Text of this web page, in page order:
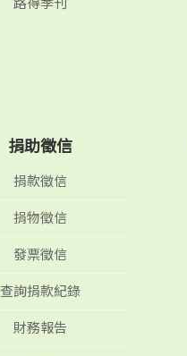
路得季刊
捐助徵信
捐款徵信
捐物徵信
發票徵信
查詢捐款紀錄
財務報告